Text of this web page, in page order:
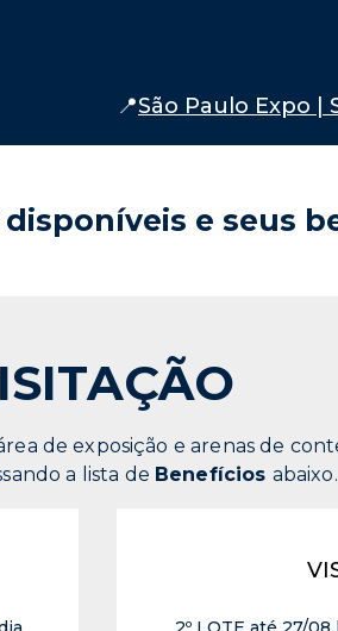
📍São Paulo Expo |
e seus
de exposição e arenas de
a lista de Benefícios abaixo.